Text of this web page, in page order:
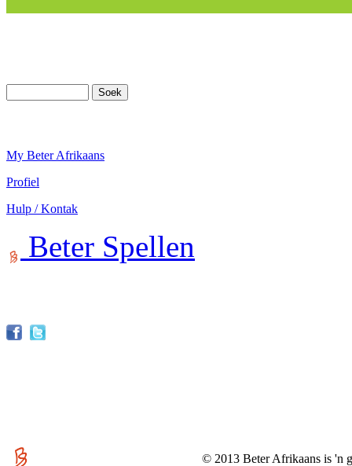
My Beter Afrikaans
Profiel
Hulp / Kontak
Beter Spellen
© 2013 Beter Afrikaans is 'n